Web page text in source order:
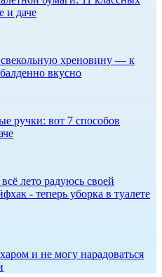
и даче
хреновину — к
вкусно
ручки: вот 7 способов
лето радуюсь своей
- теперь уборка в туалете
и не могу нарадоваться